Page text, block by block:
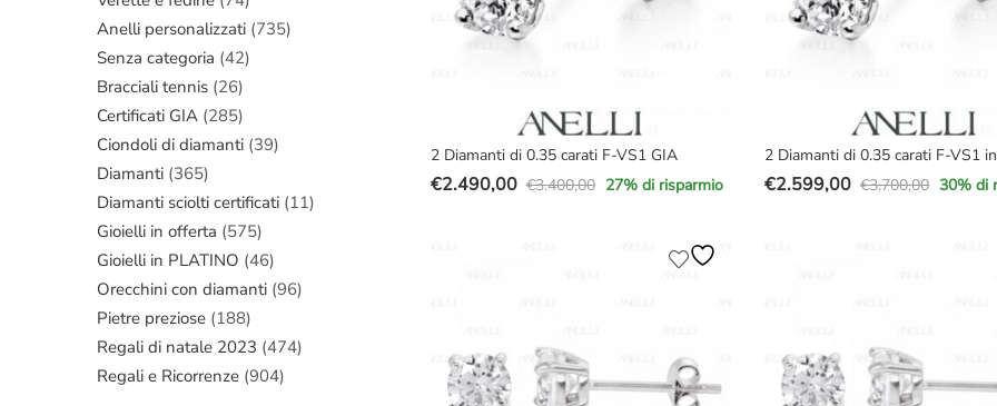
2 Diamanti di 0.35 carati F-VS1 GIA
€3.400,00
Il
€2.490,00
Il
27% di risparmio
2 Diamanti di 0.35 carati F-VS1
€3.700,00
Il
€2.599,00
Il
30% di
Anelli personalizzati (735)
Senza categoria (42)
Bracciali tennis (26)
Certificati GIA (285)
Ciondoli di diamanti (39)
Diamanti (365)
Diamanti sciolti certificati (11)
Gioielli in offerta (575)
Gioielli in PLATINO (46)
Orecchini con diamanti (96)
Pietre preziose (188)
Regali di natale 2023 (474)
Regali e Ricorrenze (904)